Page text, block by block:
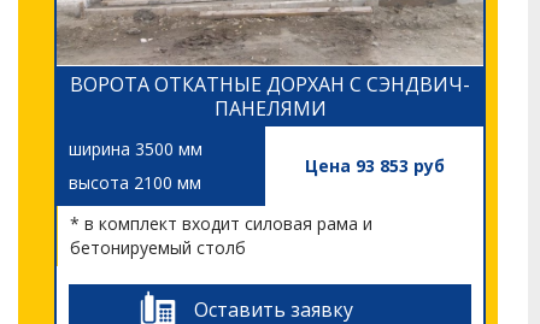
ВОРОТА ОТКАТНЫЕ ДОРХАН С СЭНДВИЧ-
ПАНЕЛЯМИ
ширина 3500 мм
высота 2100 мм
Цена 93 853 руб
* в комплект входит силовая рама и
бетонируемый столб
Оставить заявку